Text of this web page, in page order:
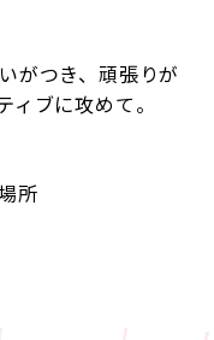
がつき、頑張りが
ィブに攻めて。
所